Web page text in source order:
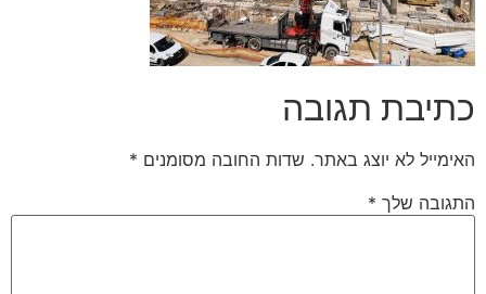
כתיבת תגובה
האימייל לא יוצג באתר. שדות החובה מסומנים *
התגובה שלך *